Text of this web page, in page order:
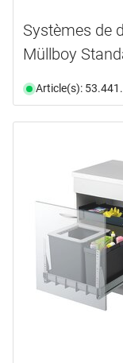
Systèmes de
Müllboy
Article(s):